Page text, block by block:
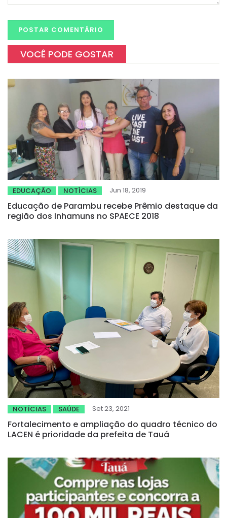
VOCÊ PODE GOSTAR
EDUCAÇÃO NOTÍCIAS Jun 18, 2019
Educação de Parambu recebe Prêmio destaque da
região dos Inhamuns no SPAECE 2018
NOTÍCIAS SAÚDE Set 23, 2021
Fortalecimento e ampliação do quadro técnico do
LACEN é prioridade da prefeita de Tauá